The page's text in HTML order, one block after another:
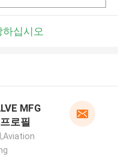
하십시오
MFG
로필